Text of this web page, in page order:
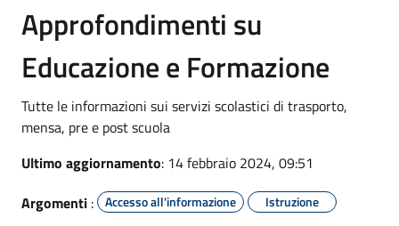
Approfondimenti su
Educazione e Formazione
Tutte le informazioni sui servizi scolastici di trasporto,
mensa, pre e post scuola
Ultimo aggiornamento: 14 febbraio 2024, 09:51
Argomenti : Accesso all'informazione Istruzione